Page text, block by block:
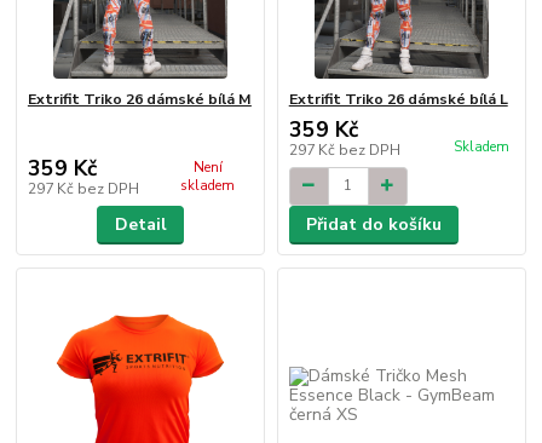
Extrifit Triko 26 dámské bílá M
359 Kč
297 Kč bez DPH
Není
skladem
Detail
Extrifit Triko 26 dámské bílá L
359 Kč
297 Kč bez DPH Skladem
Přidat do košíku